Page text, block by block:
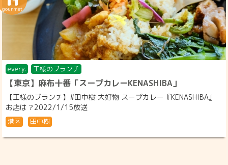
every. 王様のブランチ
【東京】麻布十番「スープカレーKENASHIBA」
【王様のブランチ】#田中樹 大好物 スープカレー『KENASHIBA』
お店は？2022/1/15放送
港区 田中樹